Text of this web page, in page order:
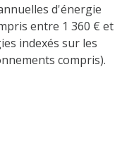
d'énergie
entre 1 360 € et
indexés sur les
compris).